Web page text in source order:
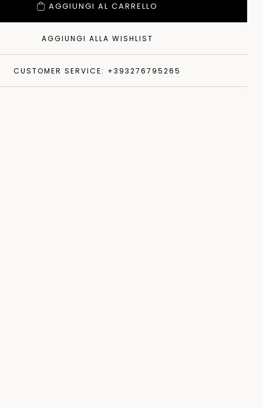
AGGIUNGI AL CARRELLO
AGGIUNGI ALLA WISHLIST
CUSTOMER SERVICE: +393276795265